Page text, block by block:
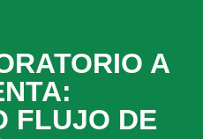
A
FLUJO DE